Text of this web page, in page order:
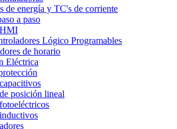
de energía y TC's de corriente
a paso
HMI
Lógico Programables
de horario
Eléctrica
posición lineal